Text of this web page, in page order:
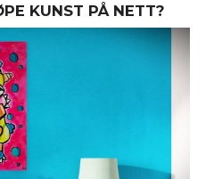
KUNST PÅ NETT?